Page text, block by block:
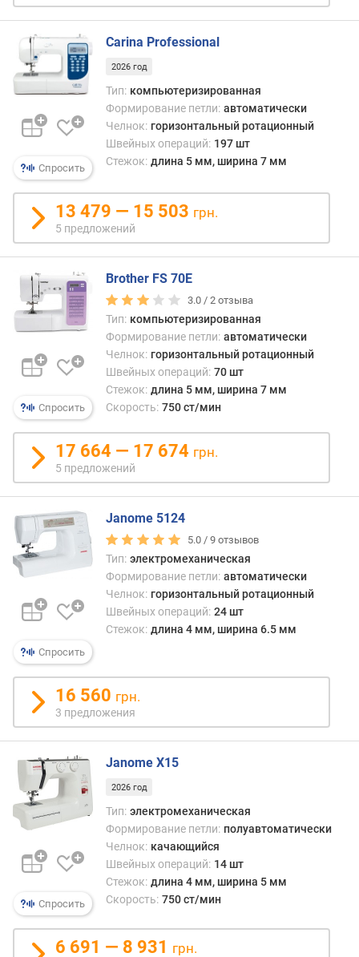
о
в
д
л
я
в
ш
а
н
и
я
(
ш
т
)
к
л
-
о
л
е
ц
(
ш
т
)
п
о
р
е
б
л
я
е
а
я
м
о
щ
н
о
т
ь
(
В
Спросить
Carina Professional
2026 год
Тип: компьютеризированная
Формирование петли: автоматически
Челнок: горизонтальный ротационный
Швейных операций: 197 шт
Стежок: длина 5 мм, ширина 7 мм
13 479 — 15 503 грн.
5 предложений
Спросить
Brother FS 70E
3.0 /2 отзыва
Тип: компьютеризированная
Формирование петли: автоматически
Челнок: горизонтальный ротационный
Швейных операций: 70 шт
Стежок: длина 5 мм, ширина 7 мм
Скорость: 750 ст/мин
17 664 — 17 674 грн.
5 предложений
Спросить
Janome 5124
5.0 /9 отзывов
Тип: электромеханическая
Формирование петли: автоматически
Челнок: горизонтальный ротационный
Швейных операций: 24 шт
Стежок: длина 4 мм, ширина 6.5 мм
16 560 грн.
3 предложения
Спросить
Janome X15
2026 год
Тип: электромеханическая
Формирование петли: полуавтоматически
Челнок: качающийся
Швейных операций: 14 шт
Стежок: длина 4 мм, ширина 5 мм
Скорость: 750 ст/мин
6 691 — 8 931 грн.